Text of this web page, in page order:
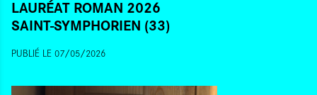
LAURÉAT ROMAN 2026
SAINT-SYMPHORIEN (33)
PUBLIÉ LE 07/05/2026